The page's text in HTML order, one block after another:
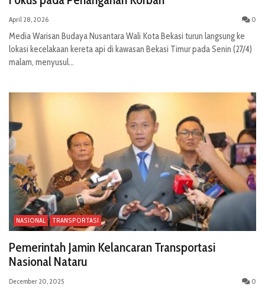
April 28, 2026 0
Media Warisan Budaya Nusantara Wali Kota Bekasi turun langsung ke
lokasi kecelakaan kereta api di kawasan Bekasi Timur pada Senin (27/4)
malam, menyusul...
NASIONAL TRANSPORTASI
Pemerintah Jamin Kelancaran Transportasi
Nasional Nataru
December 20, 2025 0